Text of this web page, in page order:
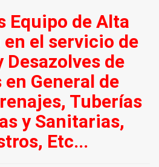
Equipo de Alta
el servicio de
Desazolves de
en General de
Tuberías
y Sanitarias,
Etc...